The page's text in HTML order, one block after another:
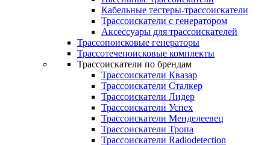
Кабельные тестеры-трассоискатели
Трассоискатели с генератором
Аксессуары для трассоискателей
Трассопоисковые генераторы
Трассотечепоисковые комплекты
Трассоискатели по брендам
Трассоискатели Квазар
Трассоискатели Сталкер
Трассоискатели Лидер
Трассоискатели Успех
Трассоискатели Менделеевец
Трассоискатели Тропа
Трассоискатели Radiodetection